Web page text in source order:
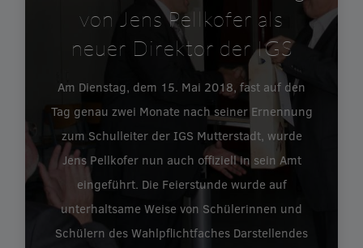
von Jens Pellkofer als
neuer Direktor der IGS
Am Dienstag, dem 15. Mai 2018, fast auf den
Tag genau zwei Monate nach seiner Ernennung
zum Schulleiter der IGS Mutterstadt, wurde
Jens Pellkofer nun auch offiziell in sein Amt
eingeführt. Die Feierstunde wurde auf
unterhaltsame Weise von Schülerinnen und
Schülern des Wahlpflichtfaches Darstellendes